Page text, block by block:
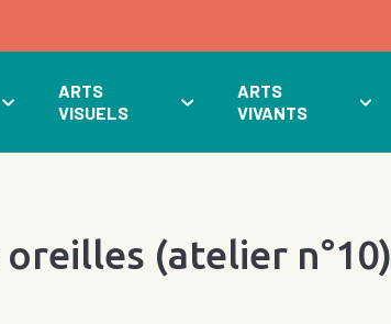
ARTS
VISUELS
ARTS
VIVANTS
(atelier n°10)